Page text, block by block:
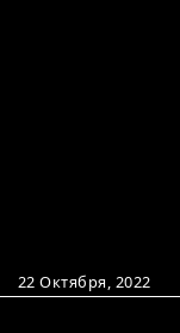
22 Октября, 2022